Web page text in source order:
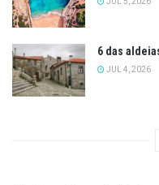
6 das
JUL 4, 2026